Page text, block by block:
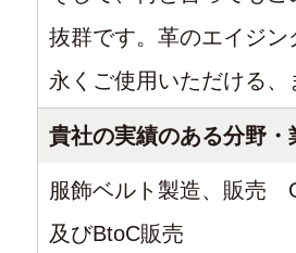
抜群です。革のエイジ
永くご使用いただける
貴社の実績のある分野・
服飾ベルト製造、販売
及びBtoC販売